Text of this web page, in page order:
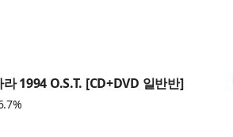
1994 O.S.T. [CD+DVD 일반반]